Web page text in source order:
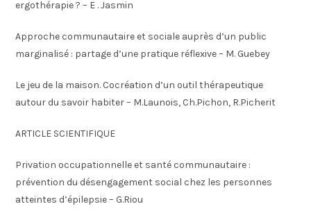
ergothérapie ? – E . Jasmin
Approche communautaire et sociale auprès d’un public
marginalisé : partage d’une pratique réflexive – M. Guebey
Le jeu de la maison. Cocréation d’un outil thérapeutique
autour du savoir habiter – M.Launois, Ch.Pichon, R.Picherit
ARTICLE SCIENTIFIQUE
Privation occupationnelle et santé communautaire :
prévention du désengagement social chez les personnes
atteintes d’épilepsie – G.Riou